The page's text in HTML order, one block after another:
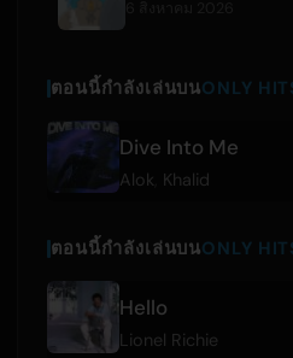
ตอนนี้กำลังเล่นบนONLY
Dive Into Me
Alok Khalid
ตอนนี้กำลังเล่นบนONLY
Hello
Lionel Richie